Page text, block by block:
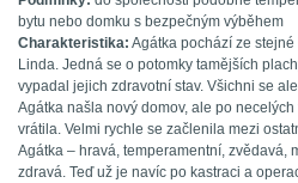
bytu nebo domku s bezpečným výběhem
Charakteristika: Agátka pochází ze
Linda. Jedná se o potomky tamějších
vypadal jejich zdravotní stav. Všichni se
Agátka našla nový domov, ale po
vrátila. Velmi rychle se začlenila mezi
Agátka – hravá, temperamentní, zvědavá,
zdravá. Teď už je navíc po kastraci a